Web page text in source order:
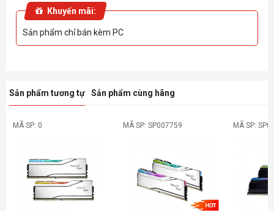
Khuyến mãi:
Sản phẩm chỉ bán kèm PC
Sản phẩm tương tự Sản phẩm cùng hãng
MÃ SP: 0 MÃ SP: SP007759 MÃ SP: